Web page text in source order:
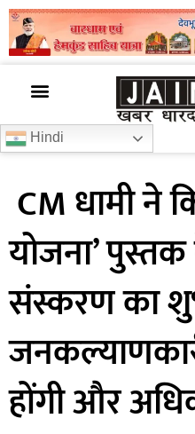
Hindi
CM धामी ने
योजना’
संस्करण का
होंगी और